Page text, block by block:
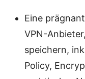
Eine
VPN-
speichern,
Policy,